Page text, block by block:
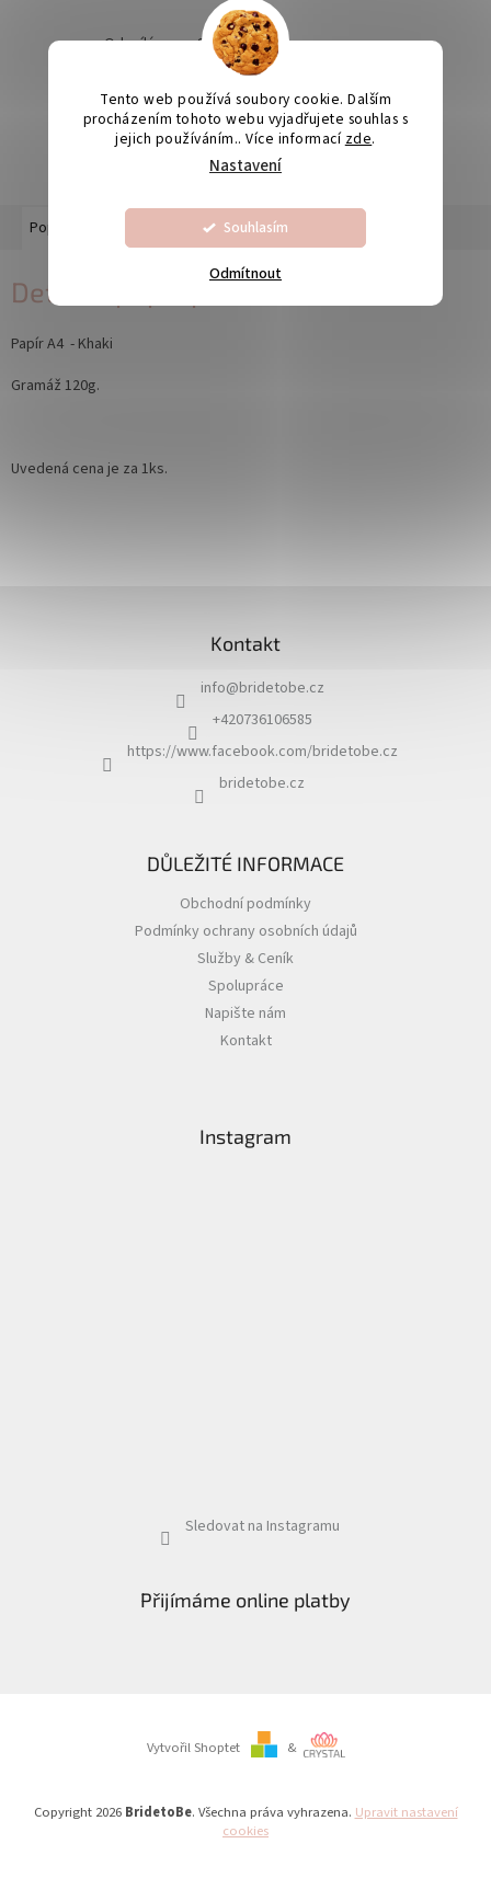
Tento web používá soubory cookie. Dalším
procházením tohoto webu vyjadřujete souhlas s
jejich používáním.. Více informací zde.
Nastavení
Odmítnout
Souhlasím
Odesíláme na Slovensko
Výroba svatebních oznámení 5-10 dnů
Popis
Detailní popis produktu
Papír A4 - Khaki
Gramáž 120g.
Uvedená cena je za 1ks.
Kontakt
info@bridetobe.cz
+420736106585
https://www.facebook.com/bridetobe.cz
bridetobe.cz
DŮLEŽITÉ INFORMACE
Obchodní podmínky
Podmínky ochrany osobních údajů
Služby & Ceník
Spolupráce
Napište nám
Kontakt
Instagram
Sledovat na Instagramu
Přijímáme online platby
Vytvořil Shoptet &
Copyright 2026 BridetoBe. Všechna práva vyhrazena. Upravit nastavení
cookies